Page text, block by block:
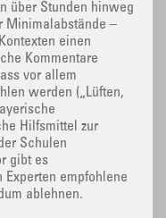
über Stunden hinweg
Minimalabstände –
einen
Kommentare
vor allem
werden („Lüften,
Hilfsmittel zur
Schulen
gibt es
empfohlene
ablehnen.